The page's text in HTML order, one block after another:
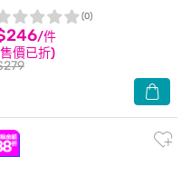
/件
價已折)
(0)